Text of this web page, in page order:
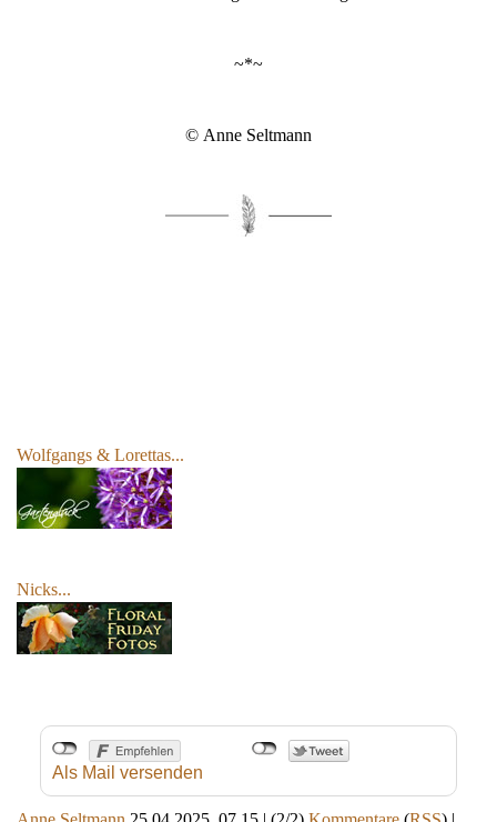
~*~
© Anne Seltmann
Wolfgangs & Lorettas...
Nicks...
Als Mail versenden